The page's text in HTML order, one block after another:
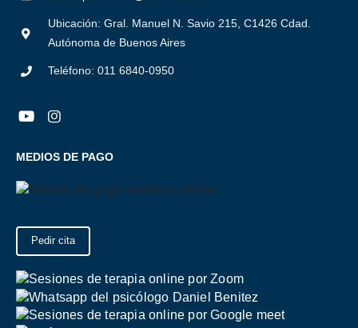
Ubicación: Gral. Manuel N. Savio 215, C1426 Cdad.
Autónoma de Buenos Aires
Teléfono: 011 6840-0950
MEDIOS DE PAGO
Pedir cita